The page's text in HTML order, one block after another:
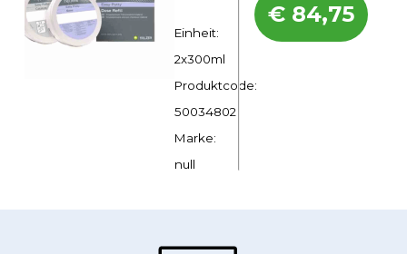
Einheit:
2x300ml
Produktcode:
50034802
Marke:
null
€ 84,75